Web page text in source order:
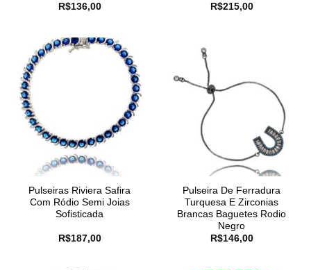
R$136,00
R$215,00
Pulseiras Riviera Safira
Com Ródio Semi Joias
Sofisticada
R$187,00
Pulseira De Ferradura
Turquesa E Zirconias
Brancas Baguetes Rodio
Negro
R$146,00